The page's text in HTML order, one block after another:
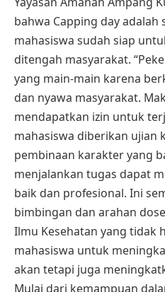
bahwa Capping day adalah
mahasiswa sudah siap
ditengah masyarakat.
yang main-main karena
dan nyawa masyarakat.
mendapatkan izin untuk
mahasiswa diberikan ujian
pembinaan karakter yang
menjalankan tugas dapat
baik dan profesional. Ini
bimbingan dan arahan
Ilmu Kesehatan yang tidak
mahasiswa untuk
akan tetapi juga
Mulai dari kemampuan